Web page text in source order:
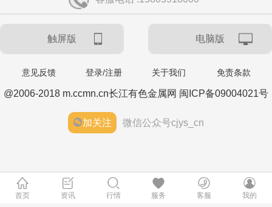
触屏版 电脑版
意见反馈 登录/注册 关于我们 免责条款
@2006-2018 m.ccmn.cn长江有色金属网 闽ICP备09004021号
加关注 微信公众号cjys_cn
首页 资讯 行情 服务 客服 我的